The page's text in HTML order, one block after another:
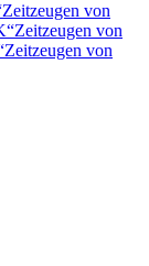
Zeitzeugen von
Zeitzeugen von
Zeitzeugen von